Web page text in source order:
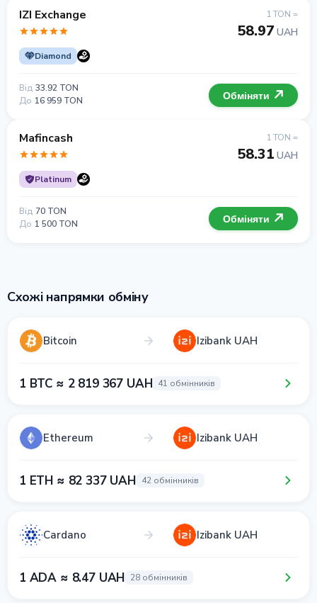
IZI Exchange
Diamond
1 TON =
58.97 UAH
Від 33.92 TON
До 16 959 TON Обміняти
Mafincash
Platinum
1 TON =
58.31 UAH
Від 70 TON
До 1 500 TON Обміняти
Схожі напрямки обміну
Bitcoin Izibank UAH
1 BTC ≈ 2 819 367 UAH 41 обмінників
Ethereum Izibank UAH
1 ETH ≈ 82 337 UAH 42 обмінників
Cardano Izibank UAH
1 ADA ≈ 8.47 UAH 28 обмінників